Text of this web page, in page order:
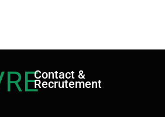
Contact &
Recrutement